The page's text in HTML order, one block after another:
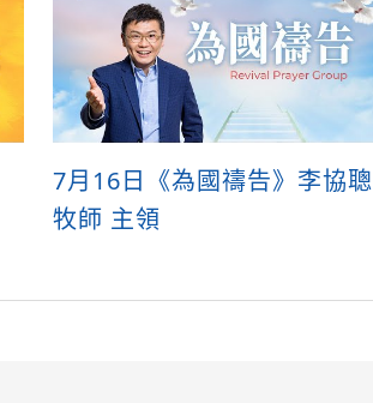
7月16日《為國禱告》李協聰
牧師 主領